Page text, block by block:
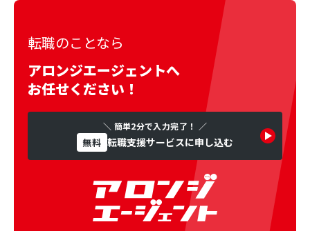
転職のことなら
アロンジエージェントへ
お任せください！
＼ 簡単2分で入力完了！ ／
無料 転職支援サービスに申し込む